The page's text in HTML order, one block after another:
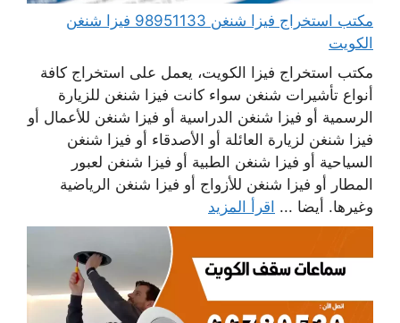
مكتب استخراج فيزا شنغن 98951133 فيزا شنغن
الكويت
مكتب استخراج فيزا الكويت، يعمل على استخراج كافة
أنواع تأشيرات شنغن سواء كانت فيزا شنغن للزيارة
الرسمية أو فيزا شنغن الدراسية أو فيزا شنغن للأعمال أو
فيزا شنغن لزيارة العائلة أو الأصدقاء أو فيزا شنغن
السياحية أو فيزا شنغن الطبية أو فيزا شنغن لعبور
المطار أو فيزا شنغن للأزواج أو فيزا شنغن الرياضية
وغيرها. أيضا ... اقرأ المزيد